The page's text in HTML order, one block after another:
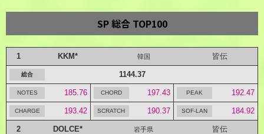
SP 総合 TOP100
1 KKM* 韓国 皆伝
1144.37
185.76 197.43 192.47
193.42 190.37 184.92
2 DOLCE* 岩手県 皆伝